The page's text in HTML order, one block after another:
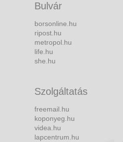
Bulvár
borsonline.hu
ripost.hu
metropol.hu
life.hu
she.hu
Szolgáltatás
freemail.hu
koponyeg.hu
videa.hu
lapcentrum.hu